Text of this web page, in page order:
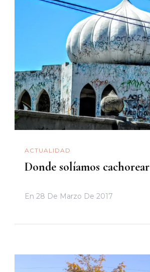
ACTUALIDAD
Donde solíamos cachorear
En 28 De Marzo De 2017